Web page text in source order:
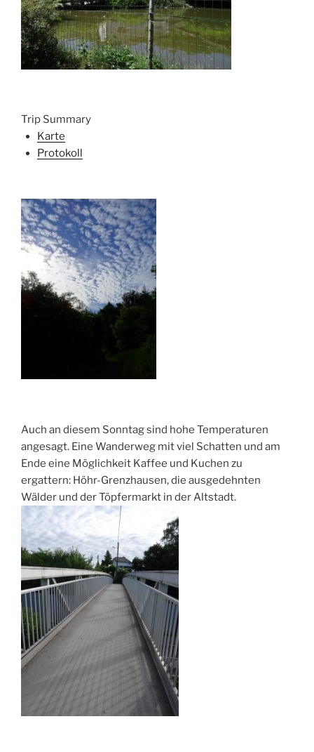
Trip Summary
Karte
Protokoll
Auch an diesem Sonntag sind hohe Temperaturen
angesagt. Eine Wanderweg mit viel Schatten und am
Ende eine Möglichkeit Kaffee und Kuchen zu
ergattern: Höhr-Grenzhausen, die ausgedehnten
Wälder und der Töpfermarkt in der Altstadt.